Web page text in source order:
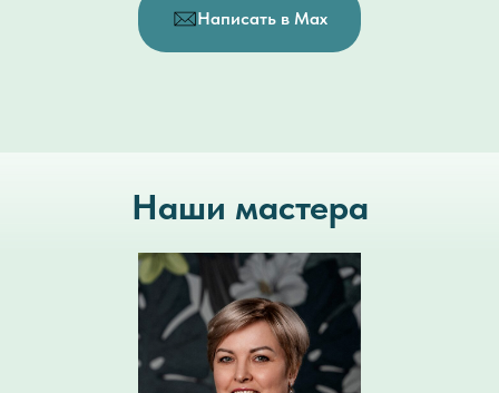
Написать в Max
Наши мастера